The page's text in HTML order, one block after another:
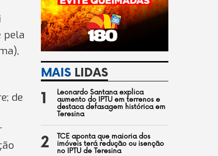
pela
de
MAISLIDAS
1
Leonardo Santana explica
aumento do IPTU em terrenos e
destaca defasagem histórica em
Teresina
2
TCE aponta que maioria dos
imóveis terá redução ou isenção
no IPTU de Teresina